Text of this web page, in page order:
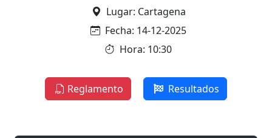
Lugar: Cartagena
Fecha: 14-12-2025
Hora: 10:30
Reglamento Resultados